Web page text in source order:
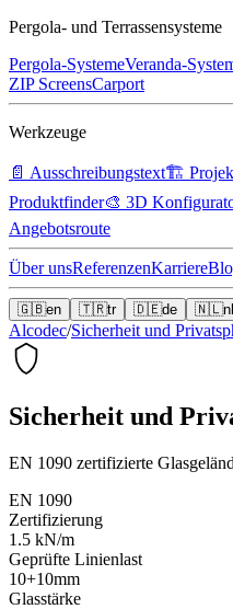
Pergola- und Terrassensysteme
Pergola-SystemeVeranda-
ZIP ScreensCarport
Werkzeuge
📄 Ausschreibungstext🏗️
Produktfinder🎨 3D
Angebotsroute
Über unsReferenzenKarriere
🇬🇧en 🇹🇷tr 🇩🇪de 🇳🇱nl
Alcodec/Sicherheit und
Sicherheit und
EN 1090 zertifizierte
EN 1090
Zertifizierung
1.5 kN/m
Geprüfte Linienlast
10+10mm
Glasstärke